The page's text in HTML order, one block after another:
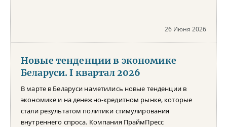
26 Июня 2026
Новые тенденции в экономике
Беларуси. I квартал 2026
В марте в Беларуси наметились новые тенденции в
экономике и на денежно-кредитном рынке, которые
стали результатом политики стимулирования
внутреннего спроса. Компания ПраймПресс